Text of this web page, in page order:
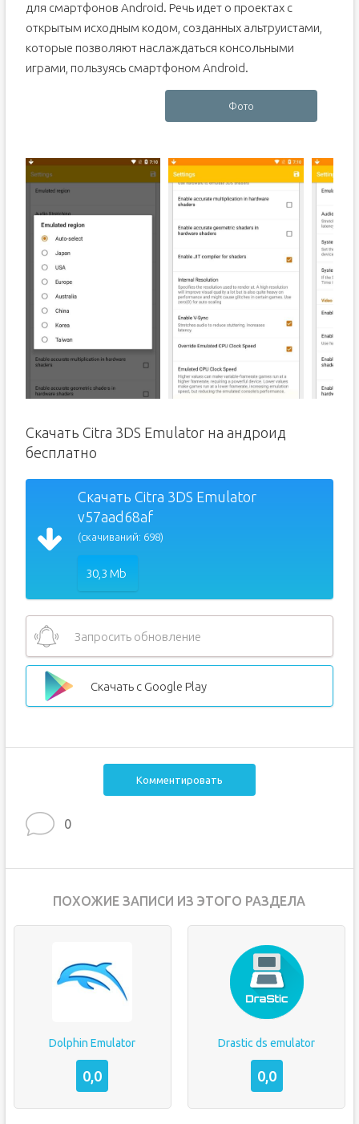
для смартфонов Android. Речь идет о проектах с
открытым исходным кодом, созданных альтруистами,
которые позволяют наслаждаться консольными
играми, пользуясь смартфоном Android.
Фото
Скачать Citra 3DS Emulator на андроид
бесплатно
Скачать Citra 3DS Emulator
v57aad68af
(скачиваний: 698)
30,3 Mb
Запросить обновление
Скачать с Google Play
Комментировать
0
ПОХОЖИЕ ЗАПИСИ ИЗ ЭТОГО РАЗДЕЛА
Dolphin Emulator
0,0
Drastic ds emulator
0,0